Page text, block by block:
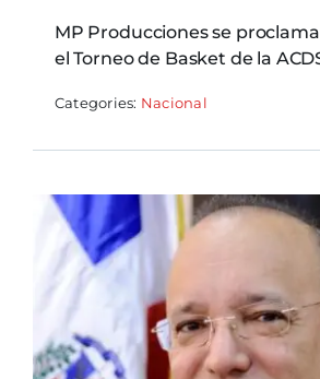
MP Producciones se
el Torneo de Basket de la
Categories: Nacional